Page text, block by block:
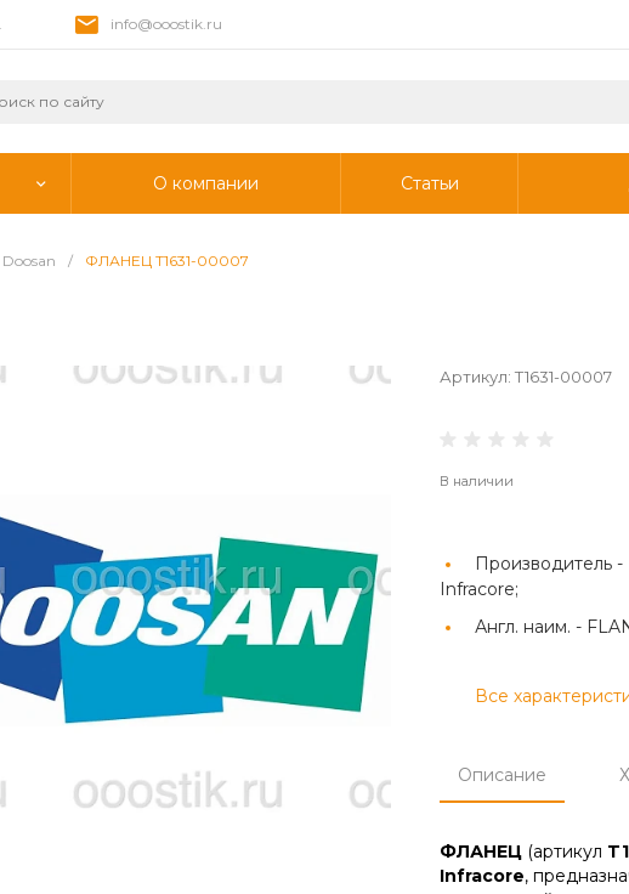
info@ooostik.ru
О компании Статьи
/ ФЛАНЕЦ T1631-00007
Артикул: T1631-00007
В наличии
Производитель -
Infracore;
Англ. наим. -
Все
Описание
ФЛАНЕЦ(артикул
Infracore,